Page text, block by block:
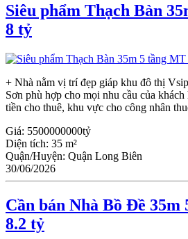
Siêu phẩm Thạch Bàn
8 tỷ
+ Nhà nằm vị trí đẹp giáp khu đô thị
Sơn phù hợp cho mọi nhu cầu của
tiền cho thuê, khu vực cho công nhân
Giá: 5500000000tỷ
Diện tích: 35 m²
Quận/Huyện: Quận Long Biên
30/06/2026
Cần bán Nhà Bồ Đề 35m
8.2 tỷ